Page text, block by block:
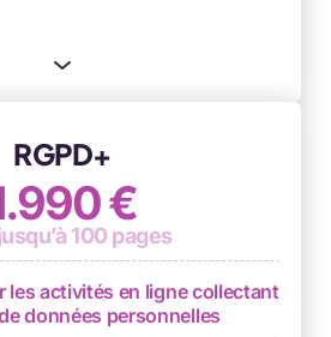
RGPD+
€
100 pages
les activités en ligne collectant
données personnelles